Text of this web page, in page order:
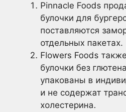
Pinnacle Foods
булочки для
поставляются
отдельных пакетах.
Flowers Foods
булочки без
упакованы в
и не содержат
холестерина.